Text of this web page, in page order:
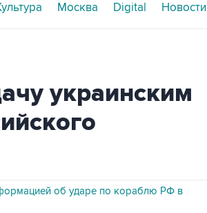
Москва Digital Новости
украинским
об ударе по кораблю РФ в